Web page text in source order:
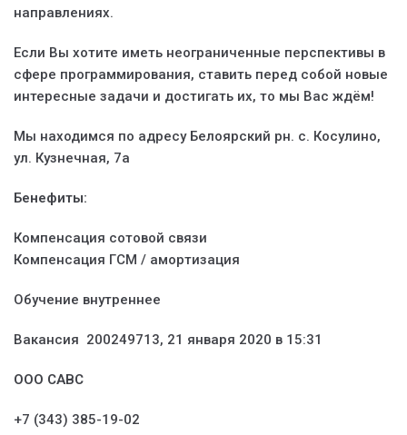
направлениях.
Если Вы хотите иметь неограниченные перспективы в
сфере программирования, ставить перед собой новые
интересные задачи и достигать их, то мы Вас ждём!
Мы находимся по адресу Белоярский рн. с. Косулино,
ул. Кузнечная, 7а
Бенефиты:
Компенсация сотовой связи
Компенсация ГСМ / амортизация
Обучение внутреннее
Вакансия 200249713, 21 января 2020 в 15:31
ООО САВС
+7 (343) 385-19-02